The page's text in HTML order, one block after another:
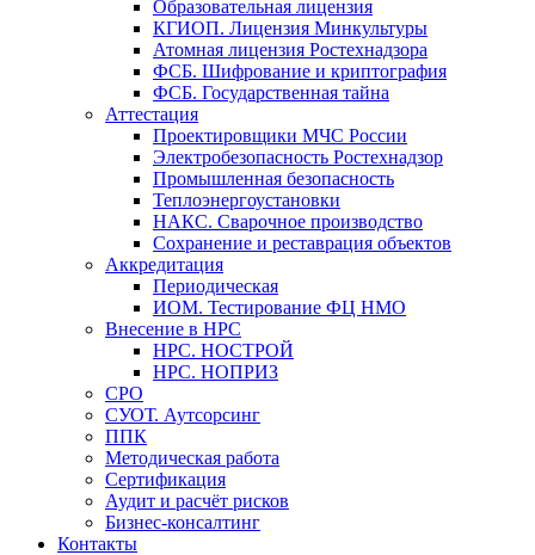
Образовательная лицензия
КГИОП. Лицензия Минкультуры
Атомная лицензия Ростехнадзора
ФСБ. Шифрование и криптография
ФСБ. Государственная тайна
Аттестация
Проектировщики МЧС России
Электробезопасность Ростехнадзор
Промышленная безопасность
Теплоэнергоустановки
НАКС. Сварочное производство
Сохранение и реставрация объектов
Аккредитация
Периодическая
ИОМ. Тестирование ФЦ НМО
Внесение в НРС
НРС. НОСТРОЙ
НРС. НОПРИЗ
СРО
СУОТ. Аутсорсинг
ППК
Методическая работа
Сертификация
Аудит и расчёт рисков
Бизнес-консалтинг
Контакты